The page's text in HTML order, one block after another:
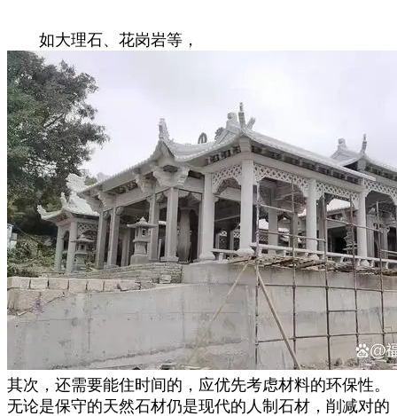
如大理石、花岗岩等，
其次，还需要能住时间的，应优先考虑材料的环保性。
无论是保守的天然石材仍是现代的人制石材，削减对的